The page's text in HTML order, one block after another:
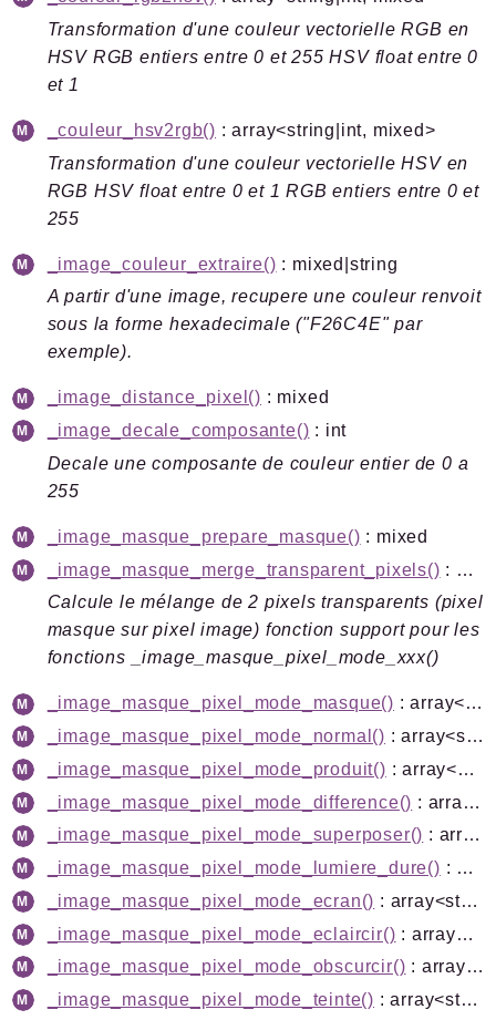
Transformation d'une couleur vectorielle RGB en
HSV RGB entiers entre 0 et 255 HSV float entre 0
et 1
_couleur_hsv2rgb() : array<string|int, mixed>
Transformation d'une couleur vectorielle HSV en
RGB HSV float entre 0 et 1 RGB entiers entre 0 et
255
_image_couleur_extraire() : mixed|string
A partir d'une image, recupere une couleur renvoit
sous la forme hexadecimale ("F26C4E" par
exemple).
_image_distance_pixel() : mixed
_image_decale_composante() : int
Decale une composante de couleur entier de 0 a
255
_image_masque_prepare_masque() : mixed
_image_masque_merge_transparent_pixels()
: array<string|int, mixed>
Calcule le mélange de 2 pixels transparents (pixel
masque sur pixel image) fonction support pour les
fonctions _image_masque_pixel_mode_xxx()
_image_masque_pixel_mode_masque()
: array<string|int, mixed>
_image_masque_pixel_mode_normal()
: array<string|int, mixed>
_image_masque_pixel_mode_produit()
: array<string|int, mixed>
_image_masque_pixel_mode_difference()
: array<string|int, mixed>
_image_masque_pixel_mode_superposer()
: array<string|int, mixed>
_image_masque_pixel_mode_lumiere_dure()
: array<string|int, mixed>
_image_masque_pixel_mode_ecran()
: array<string|int, mixed>
_image_masque_pixel_mode_eclaircir()
: array<string|int, mixed>
_image_masque_pixel_mode_obscurcir()
: array<string|int, mixed>
_image_masque_pixel_mode_teinte()
: array<string|int, mixed>